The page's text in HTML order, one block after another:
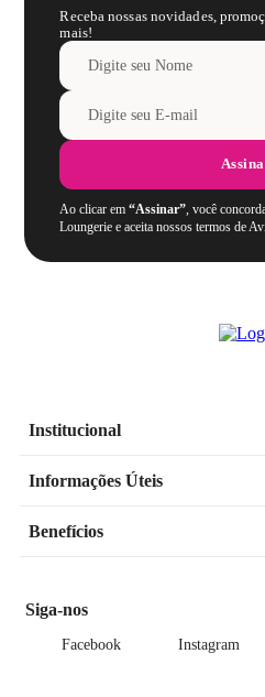
Receba nossas novidades,
mais!
Ao clicar em“Assinar”, você
Loungerie e aceita nossos termos de
Institucional
Informações Úteis
Benefícios
Siga-nos
Facebook Instagram